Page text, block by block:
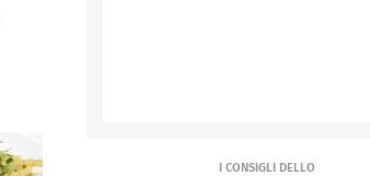
I CONSIGLI DELLO